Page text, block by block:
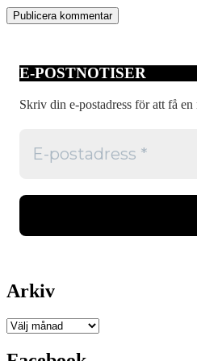
E-POSTNOTISER
Skriv din e-postadress för att få
Arkiv
Arkiv